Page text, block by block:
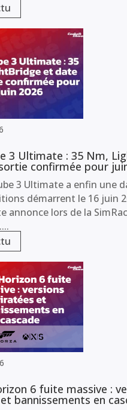
3 Ultimate : 35 Nm,
confirmée pour
3 Ultimate a enfin une
démarrent le 16 juin
annonce lors de la
6 fuite massive :
bannissements en